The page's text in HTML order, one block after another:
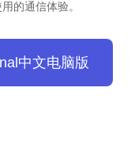
的通信体验。
中文电脑版